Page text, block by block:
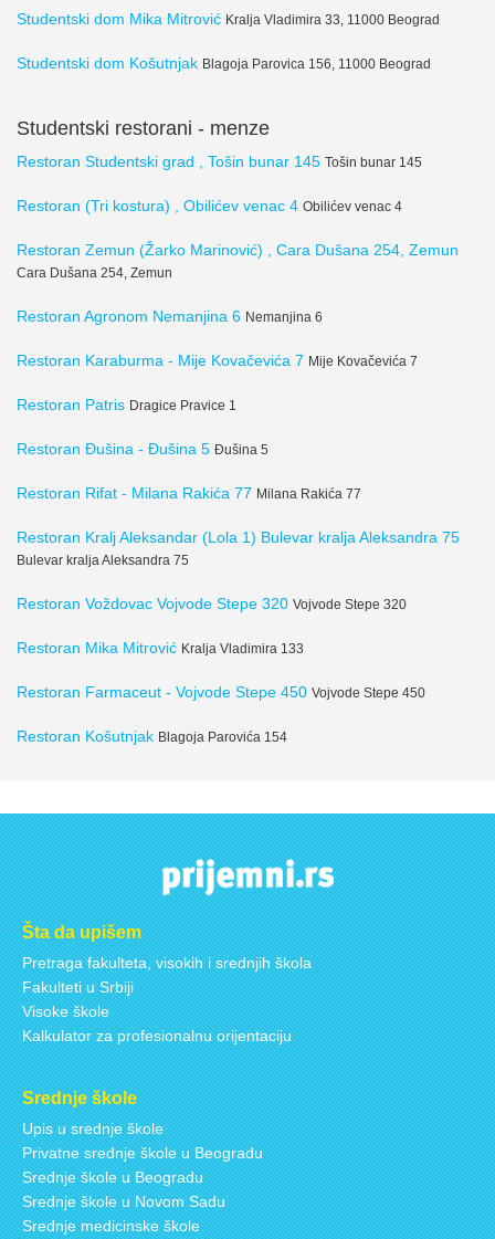
Studentski dom Mika Mitrović Kralja Vladimira 33, 11000 Beograd
Studentski dom Košutnjak Blagoja Parovica 156, 11000 Beograd
Studentski restorani - menze
Restoran Studentski grad , Tošin bunar 145 Tošin bunar 145
Restoran (Tri kostura) , Obilićev venac 4 Obilićev venac 4
Restoran Zemun (Žarko Marinović) , Cara Dušana 254, Zemun
Cara Dušana 254, Zemun
Restoran Agronom Nemanjina 6 Nemanjina 6
Restoran Karaburma - Mije Kovačevića 7 Mije Kovačevića 7
Restoran Patris Dragice Pravice 1
Restoran Đušina - Đušina 5 Đušina 5
Restoran Rifat - Milana Rakića 77 Milana Rakića 77
Restoran Kralj Aleksandar (Lola 1) Bulevar kralja Aleksandra 75
Bulevar kralja Aleksandra 75
Restoran Voždovac Vojvode Stepe 320 Vojvode Stepe 320
Restoran Mika Mitrović Kralja Vladimira 133
Restoran Farmaceut - Vojvode Stepe 450 Vojvode Stepe 450
Restoran Košutnjak Blagoja Parovića 154
Šta da upišem
Pretraga fakulteta, visokih i srednjih škola
Fakulteti u Srbiji
Visoke škole
Kalkulator za profesionalnu orijentaciju
Srednje škole
Upis u srednje škole
Privatne srednje škole u Beogradu
Srednje škole u Beogradu
Srednje škole u Novom Sadu
Srednje medicinske škole